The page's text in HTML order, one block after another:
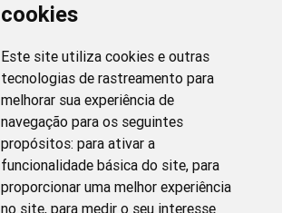
cookies
Este site utiliza cookies e outras
tecnologias de rastreamento para
melhorar sua experiência de
navegação para os seguintes
propósitos: para ativar a
funcionalidade básica do site, para
proporcionar uma melhor experiência
no site, para medir o seu interesse
Links Rápidos
Bibliotecas Corens
Bases da Saúde
Bases de conhecimento
Endereço